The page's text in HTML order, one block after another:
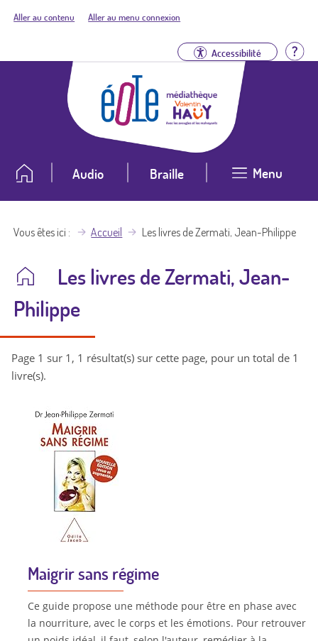
Aller au contenu Aller au menu connexion
Accessibilité
Audio Braille Menu
Vous êtes ici Accueil Les livres de Zermati, Jean-Philippe
Les livres de Zermati, Jean-
Philippe
Page 1 sur 1, 1 résultat(s) sur cette page, pour un total de 1
livre(s).
Maigrir sans régime
Ce guide propose une méthode pour être en phase avec
la nourriture, avec le corps et les émotions. Pour retrouver